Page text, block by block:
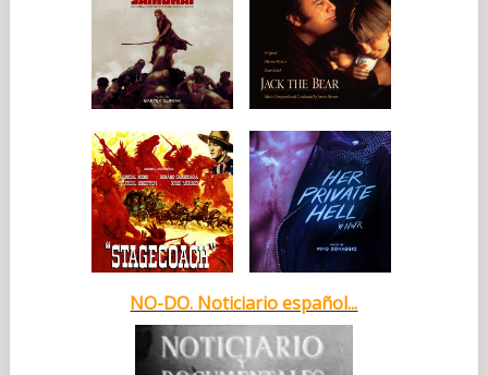
NO-DO. Noticiario español...